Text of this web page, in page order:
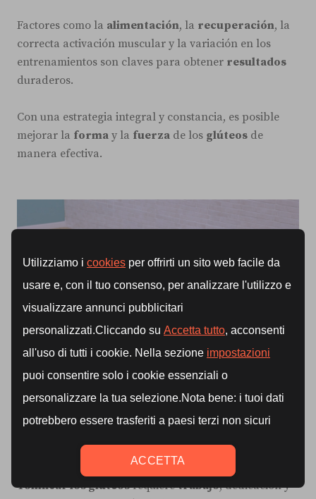
Factores como la alimentación, la recuperación, la
correcta activación muscular y la variación en los
entrenamientos son claves para obtener resultados
duraderos.
Con una estrategia integral y constancia, es posible
mejorar la forma y la fuerza de los glúteos de
manera efectiva.
Conclusión: la clave está en la
constancia y el esfuerzo
Tonificar los glúteosrequieretrabajo, dedicación y